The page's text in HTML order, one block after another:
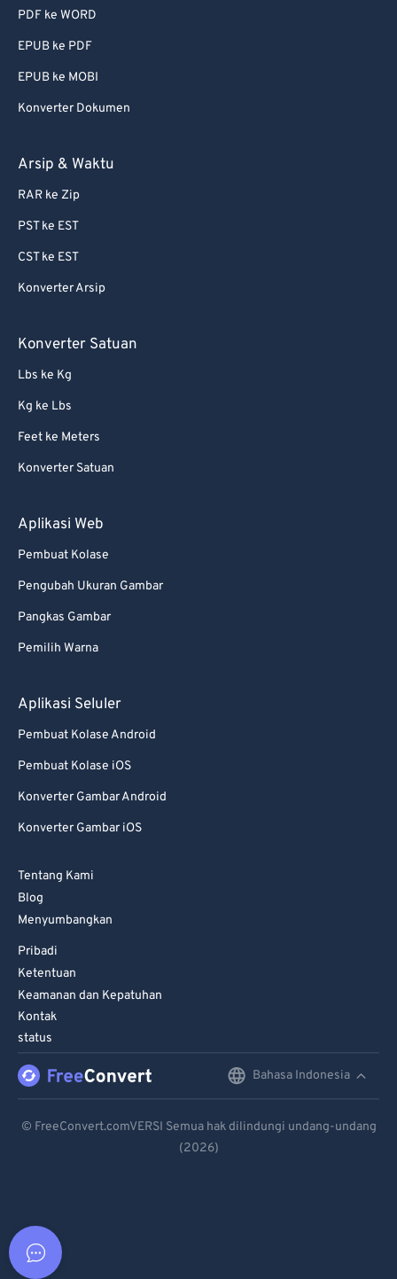
PDF ke WORD
EPUB ke PDF
EPUB ke MOBI
Konverter Dokumen
Arsip & Waktu
RAR ke Zip
PST ke EST
CST ke EST
Konverter Arsip
Konverter Satuan
Lbs ke Kg
Kg ke Lbs
Feet ke Meters
Konverter Satuan
Aplikasi Web
Pembuat Kolase
Pengubah Ukuran Gambar
Pangkas Gambar
Pemilih Warna
Aplikasi Seluler
Pembuat Kolase Android
Pembuat Kolase iOS
Konverter Gambar Android
Konverter Gambar iOS
Tentang Kami
Blog
Menyumbangkan
Pribadi
Ketentuan
Keamanan dan Kepatuhan
Kontak
status
Bahasa Indonesia
Español
© FreeConvert.comVERSI Semua hak dilindungi undang-undang
(2026)